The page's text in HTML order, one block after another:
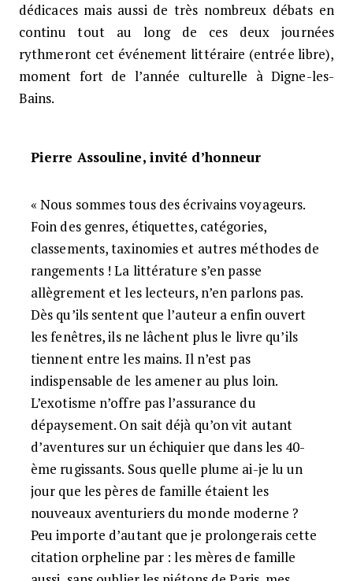
dédicaces mais aussi de très nombreux débats en
continu tout au long de ces deux journées
rythmeront cet événement littéraire (entrée libre),
moment fort de l’année culturelle à Digne-les-
Bains.
Pierre Assouline, invité d’honneur
« Nous sommes tous des écrivains voyageurs.
Foin des genres, étiquettes, catégories,
classements, taxinomies et autres méthodes de
rangements ! La littérature s’en passe
allègrement et les lecteurs, n’en parlons pas.
Dès qu’ils sentent que l’auteur a enfin ouvert
les fenêtres, ils ne lâchent plus le livre qu’ils
tiennent entre les mains. Il n’est pas
indispensable de les amener au plus loin.
L’exotisme n’offre pas l’assurance du
dépaysement. On sait déjà qu’on vit autant
d’aventures sur un échiquier que dans les 40-
ème rugissants. Sous quelle plume ai-je lu un
jour que les pères de famille étaient les
nouveaux aventuriers du monde moderne ?
Peu importe d’autant que je prolongerais cette
citation orpheline par : les mères de famille